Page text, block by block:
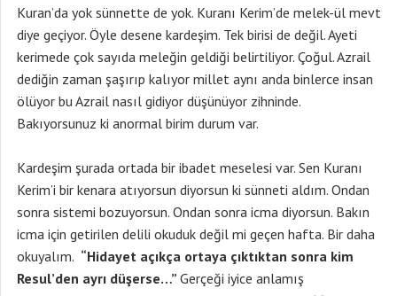
Kuran’da yok sünnette de yok. Kuranı Kerim’de melek-ül mevt
diye geçiyor. Öyle desene kardeşim. Tek birisi de değil. Ayeti
kerimede çok sayıda meleğin geldiği belirtiliyor. Çoğul. Azrail
dediğin zaman şaşırıp kalıyor millet aynı anda binlerce insan
ölüyor bu Azrail nasıl gidiyor düşünüyor zihninde.
Bakıyorsunuz ki anormal birim durum var.
Kardeşim şurada ortada bir ibadet meselesi var. Sen Kuranı
Kerim’i bir kenara atıyorsun diyorsun ki sünneti aldım. Ondan
sonra sistemi bozuyorsun. Ondan sonra icma diyorsun. Bakın
icma için getirilen delili okuduk değil mi geçen hafta. Bir daha
okuyalım. “Hidayet açıkça ortaya çıktıktan sonra kim
Resul’den ayrı düşerse…” Gerçeği iyice anlamış